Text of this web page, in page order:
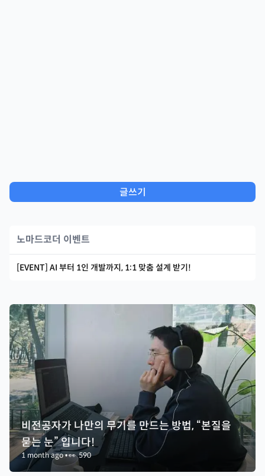
글쓰기
노마드코더 이벤트
[EVENT] AI 부터 1인 개발까지, 1:1 맞춤 설계 받기!
비전공자가 나만의 무기를 만드는 방법, “본질을
묻는 눈” 입니다!
1 month ago•👀590